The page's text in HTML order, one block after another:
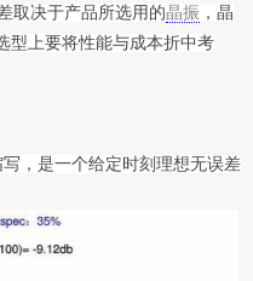
取决于产品所选用的晶振 ，晶
型上要将性能与成本折中考
写，是一个给定时刻理想无误差